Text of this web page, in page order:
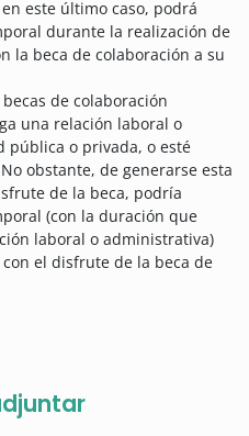
este último caso, podrá
durante la realización de
la beca de colaboración a su
de colaboración
una relación laboral o
pública o privada, o esté
obstante, de generarse esta
de la beca, podría
(con la duración que
laboral o administrativa)
el disfrute de la beca de